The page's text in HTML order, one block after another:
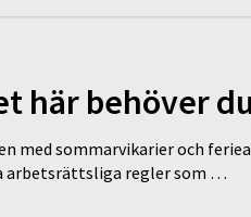
här behöver
med sommarvikarier och
arbetsrättsliga regler som …